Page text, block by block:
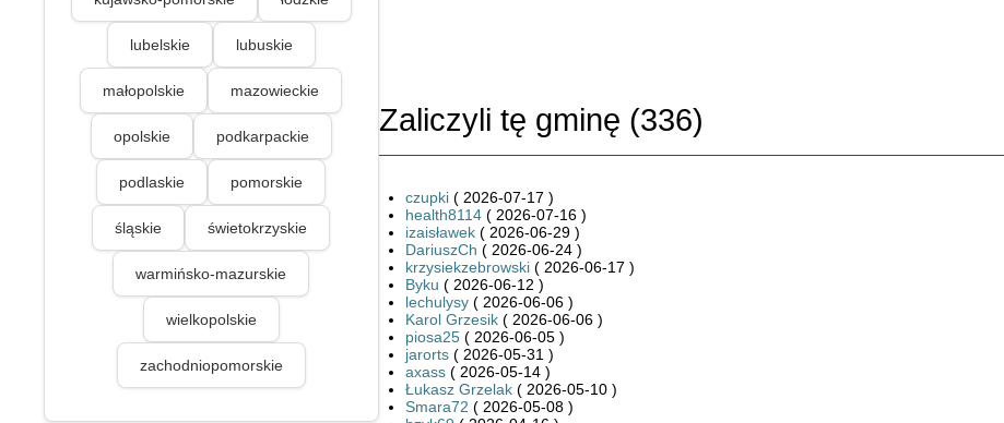
lubelskie lubuskie
małopolskie mazowieckie
opolskie podkarpackie
podlaskie pomorskie
śląskie świetokrzyskie
warmińsko-mazurskie
wielkopolskie
zachodniopomorskie
Zaliczyli tę gminę (336)
czupki( 2026-07-17 )
health8114( 2026-07-16 )
izaisławek( 2026-06-29 )
DariuszCh ( 2026-06-24 )
krzysiekzebrowski( 2026-06-17 )
Byku ( 2026-06-12 )
lechulysy( 2026-06-06 )
Karol Grzesik( 2026-06-06 )
piosa25( 2026-06-05 )
jarorts( 2026-05-31 )
axass( 2026-05-14 )
Łukasz Grzelak( 2026-05-10 )
Smara72 ( 2026-05-08 )